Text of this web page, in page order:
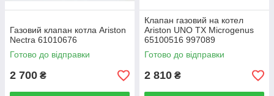
Газовий клапан котла Ariston
Nectra 61010676
Готово до відправки
2 700 ₴
Клапан газовий на котел
Ariston UNO TX Microgenus
65100516 997089
Готово до відправки
2 810 ₴